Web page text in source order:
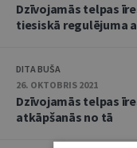
Dzīvojamās telpas
tiesiskā regulējuma
DITA BUŠA
26. OKTOBRIS 2021
Dzīvojamās telpas
atkāpšanās no tā